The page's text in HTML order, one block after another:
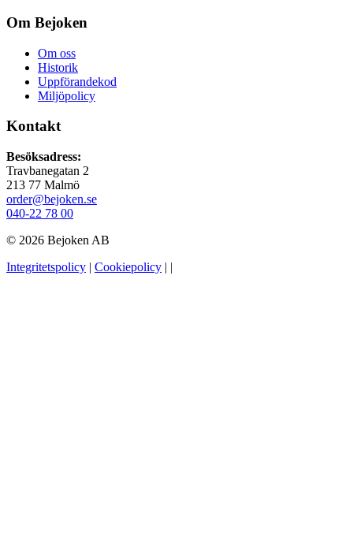
Om Bejoken
Om oss
Historik
Uppförandekod
Miljöpolicy
Kontakt
Besöksadress:
Travbanegatan 2
213 77 Malmö
order@bejoken.se
040-22 78 00
© 2026 Bejoken AB
Integritetspolicy | Cookiepolicy | |